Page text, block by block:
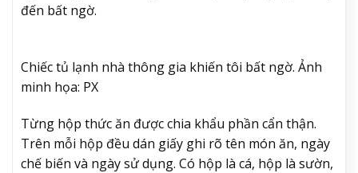
đến bất ngờ.
Chiếc tủ lạnh nhà thông gia khiến tôi bất ngờ. Ảnh
minh họa: PX
Từng hộp thức ăn được chia khẩu phần cẩn thận.
Trên mỗi hộp đều dán giấy ghi rõ tên món ăn, ngày
chế biến và ngày sử dụng. Có hộp là cá, hộp là sườn,